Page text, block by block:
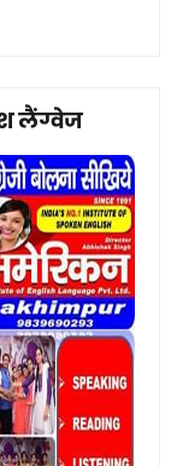
लैंग्वेज